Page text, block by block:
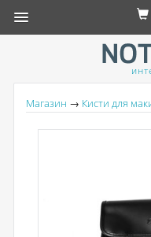
Магазин → Кисти для